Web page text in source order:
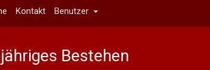
Kontakt Benutzer
Bestehen